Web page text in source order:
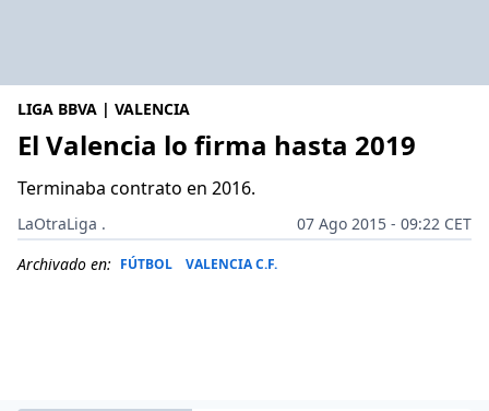
LIGA BBVA | VALENCIA
El Valencia lo firma hasta 2019
Terminaba contrato en 2016.
LaOtraLiga .
07 Ago 2015 - 09:22 CET
Archivado en: FÚTBOL VALENCIA C.F.